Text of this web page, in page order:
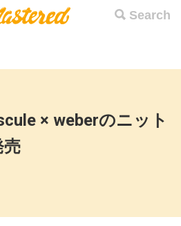
Search
× weberのニット
売